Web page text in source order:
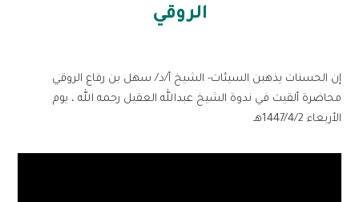
الروقي
إن الحسنات يذهبن السيئات- الشيخ أ/د/ سهل بن رفاع الروقي
محاضرة ألقيت في ندوة الشيخ عبدالله العقيل رحمه الله ، يوم
الأربعاء 1447/4/2هـ